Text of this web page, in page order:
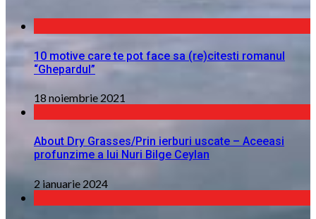
10 motive care te pot face sa (re)citesti romanul
“Ghepardul”
18 noiembrie 2021
About Dry Grasses/Prin ierburi uscate – Aceeasi
profunzime a lui Nuri Bilge Ceylan
2 ianuarie 2024